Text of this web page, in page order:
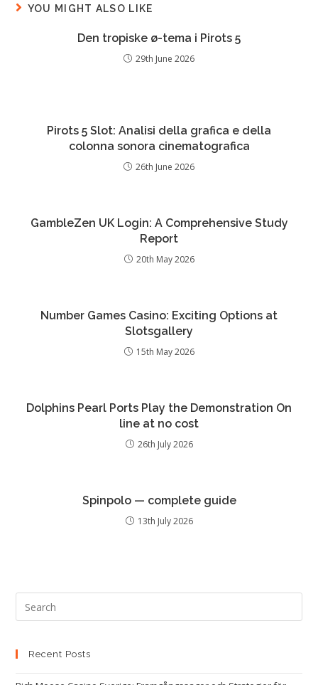
YOU MIGHT ALSO LIKE
Den tropiske ø-tema i Pirots 5
29th June 2026
Pirots 5 Slot: Analisi della grafica e della
colonna sonora cinematografica
26th June 2026
GambleZen UK Login: A Comprehensive Study
Report
20th May 2026
Number Games Casino: Exciting Options at
Slotsgallery
15th May 2026
Dolphins Pearl Ports Play the Demonstration On
line at no cost
26th July 2026
Spinpolo — complete guide
13th July 2026
Recent Posts